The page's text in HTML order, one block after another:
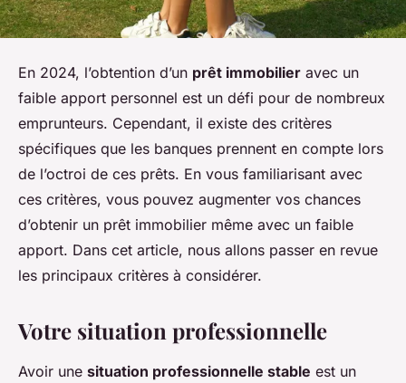
En 2024, l’obtention d’un prêt immobilier avec un
faible apport personnel est un défi pour de nombreux
emprunteurs. Cependant, il existe des critères
spécifiques que les banques prennent en compte lors
de l’octroi de ces prêts. En vous familiarisant avec
ces critères, vous pouvez augmenter vos chances
d’obtenir un prêt immobilier même avec un faible
apport. Dans cet article, nous allons passer en revue
les principaux critères à considérer.
Votre situation professionnelle
Avoir une situation professionnelle stable est un